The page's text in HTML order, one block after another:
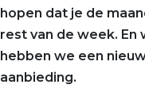
hopen dat je de
rest van de week. En
hebben we een
aanbieding.